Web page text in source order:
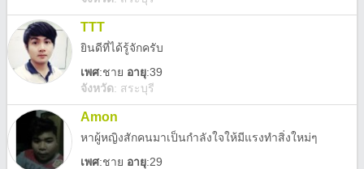
TTT
ยินดีที่ได้รู้จักครับ
เพศ:ชาย อายุ:39
จังหวัด: สระบุรี
Amon
หาผู้หญิงสักคนมาเป็นกำลังใจให้มีแรงทำสิ่งใหม่ๆ
เพศ:ชาย อายุ:29